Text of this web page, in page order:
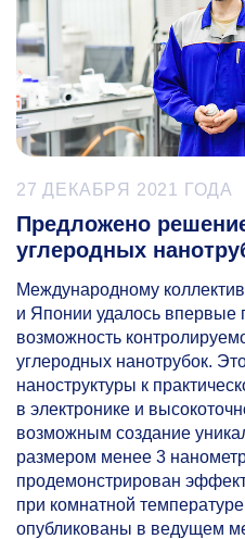
27 ДЕКАБРЯ 2021 ГОДА
Предложено
углеродных
Международному
и Японии удалось впервые
возможность
углеродных нанотрубок.
наноструктуры к
в электронике и
возможным создание
размером менее 3
продемонстрирован
при комнатной
опубликованы в ведущем